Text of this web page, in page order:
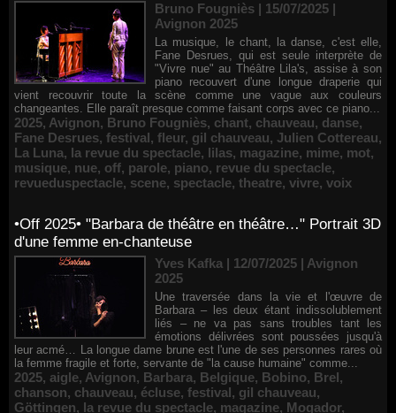
Bruno Fougniès | 15/07/2025 |
Avignon 2025
La musique, le chant, la danse, c'est elle,
Fane Desrues, qui est seule interprète de
"Vivre nue" au Théâtre Lila's, assise à son
piano recouvert d'une longue draperie qui
vient recouvrir toute la scène comme une vague aux couleurs
changeantes. Elle paraît presque comme faisant corps avec ce piano...
2025, Avignon, Bruno Fougniès, chant, chauveau, danse,
Fane Desrues, festival, fleur, gil chauveau, Julien Cottereau,
La Luna, la revue du spectacle, lilas, magazine, mime, mot,
musique, nue, off, parole, piano, revue du spectacle,
revueduspectacle, scene, spectacle, theatre, vivre, voix
•Off 2025• "Barbara de théâtre en théâtre…" Portrait 3D
d'une femme en-chanteuse
Yves Kafka | 12/07/2025 | Avignon
2025
Une traversée dans la vie et l'œuvre de
Barbara – les deux étant indissolublement
liés – ne va pas sans troubles tant les
émotions délivrées sont poussées jusqu'à
leur acmé… La longue dame brune est l'une de ses personnes rares où
la femme fragile et forte, servante de "la cause humaine" comme...
2025, aigle, Avignon, Barbara, Belgique, Bobino, Brel,
chanson, chauveau, écluse, festival, gil chauveau,
Göttingen, la revue du spectacle, magazine, Mogador,